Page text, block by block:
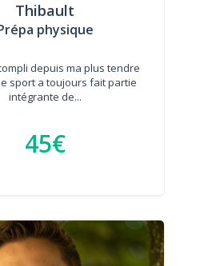
Thibault
physique
depuis ma plus tendre
sport a toujours fait partie
intégrante de...
45€